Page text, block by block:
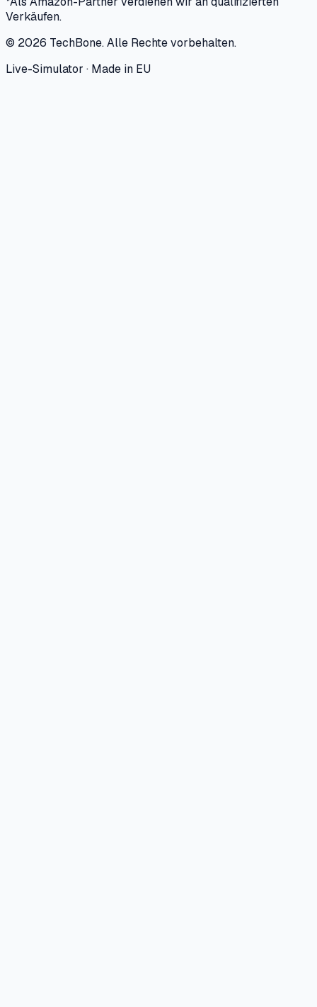
Verkäufen.
© 2026 TechBone.Alle Rechte vorbehalten.
Live-Simulator · Made in EU